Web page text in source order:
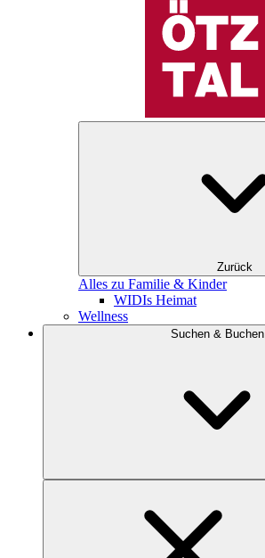
Zurück
Alles zu Familie & Kinder
WIDIs Heimat
Wellness
Suchen & Buchen